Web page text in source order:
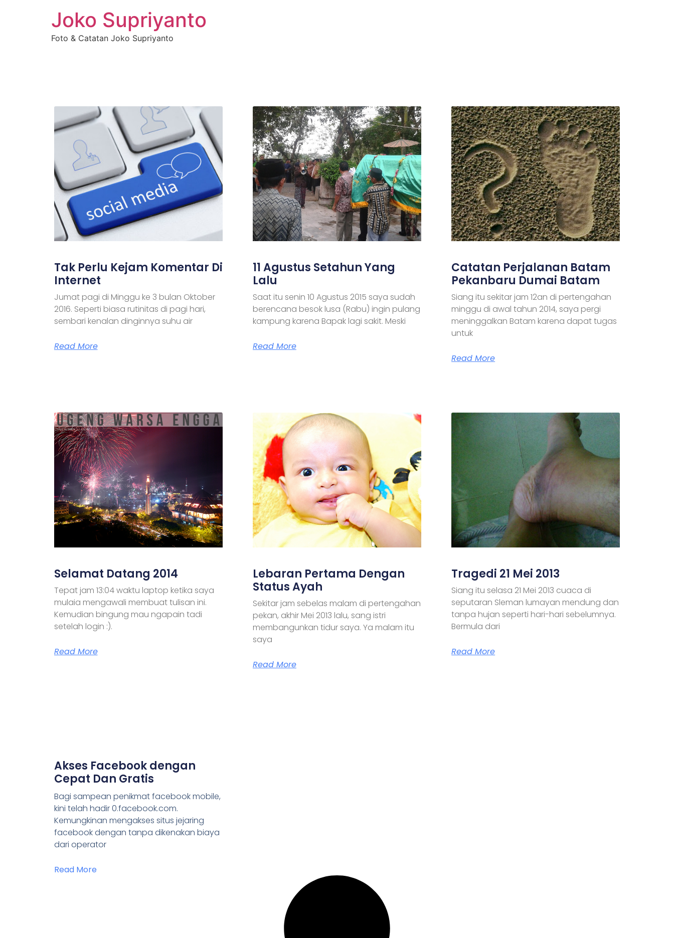
Joko Supriyanto
Foto & Catatan Joko Supriyanto
Tak Perlu Kejam Komentar Di
Internet
Jumat pagi di Minggu ke 3 bulan Oktober
2016. Seperti biasa rutinitas di pagi hari,
sembari kenalan dinginnya suhu air
Read More
11 Agustus Setahun Yang
Lalu
Saat itu senin 10 Agustus 2015 saya sudah
berencana besok lusa (Rabu) ingin pulang
kampung karena Bapak lagi sakit. Meski
Read More
Catatan Perjalanan Batam
Pekanbaru Dumai Batam
Siang itu sekitar jam 12an di pertengahan
minggu di awal tahun 2014, saya pergi
meninggalkan Batam karena dapat tugas
untuk
Read More
Selamat Datang 2014
Tepat jam 13:04 waktu laptop ketika saya
mulaia mengawali membuat tulisan ini.
Kemudian bingung mau ngapain tadi
setelah login :).
Read More
Lebaran Pertama Dengan
Status Ayah
Sekitar jam sebelas malam di pertengahan
pekan, akhir Mei 2013 lalu, sang istri
membangunkan tidur saya. Ya malam itu
saya
Read More
Tragedi 21 Mei 2013
Siang itu selasa 21 Mei 2013 cuaca di
seputaran Sleman lumayan mendung dan
tanpa hujan seperti hari-hari sebelumnya.
Bermula dari
Read More
Akses Facebook dengan
Cepat Dan Gratis
Bagi sampean penikmat facebook mobile,
kini telah hadir 0.facebook.com.
Kemungkinan mengakses situs jejaring
facebook dengan tanpa dikenakan biaya
dari operator
Read More